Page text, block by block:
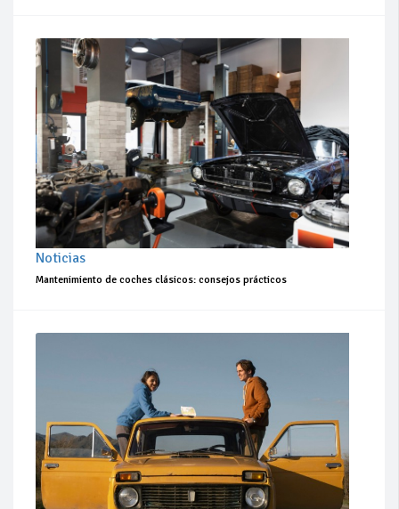
Noticias
Mantenimiento de coches clásicos: consejos prácticos